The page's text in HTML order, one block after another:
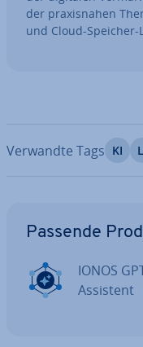
der pra­xis­na­hen
und Cloud-Speicher-
Verwandte Tags KI
Passende
IONOS
Assistent